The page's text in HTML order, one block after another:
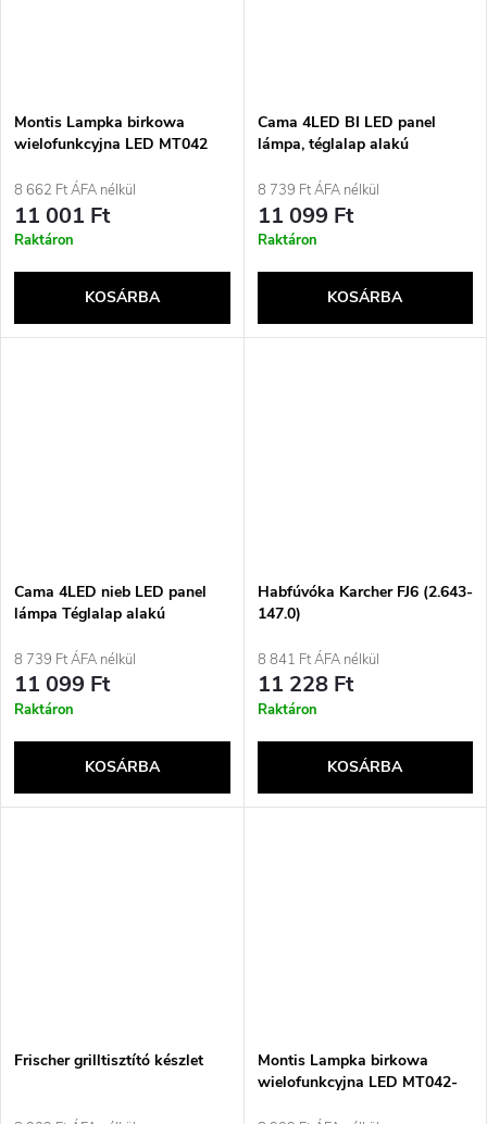
Montis Lampka birkowa
wielofunkcyjna LED MT042
8 662 Ft ÁFA nélkül
11 001 Ft
Raktáron
KOSÁRBA
Cama 4LED BI LED panel
lámpa, téglalap alakú
8 739 Ft ÁFA nélkül
11 099 Ft
Raktáron
KOSÁRBA
Cama 4LED nieb LED panel
lámpa Téglalap alakú
8 739 Ft ÁFA nélkül
11 099 Ft
Raktáron
KOSÁRBA
Habfúvóka Karcher FJ6 (2.643-
147.0)
8 841 Ft ÁFA nélkül
11 228 Ft
Raktáron
KOSÁRBA
Frischer grilltisztító készlet
Montis Lampka birkowa
wielofunkcyjna LED MT042-